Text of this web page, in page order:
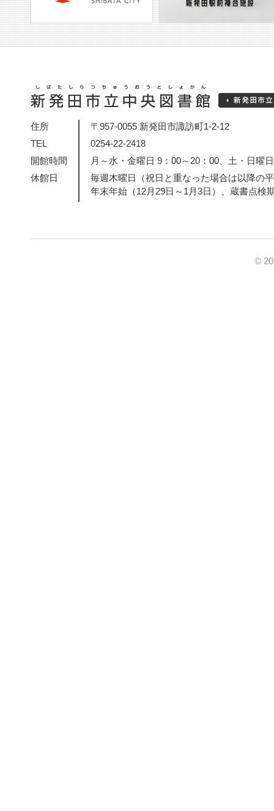
住所
〒957-0055 新発田市諏訪町1-2-12
TEL
0254-22-2418
開館時間
月～水・金曜日 9：00～20：00、土・日曜
休館日
毎週木曜日（祝日と重なった場合は以降の
年末年始（12月29日～1月3日）、蔵書点検
©